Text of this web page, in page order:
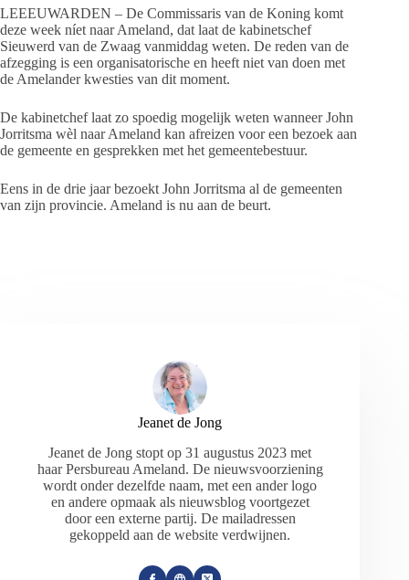
LEEEUWARDEN – De Commissaris van de Koning komt
deze week níet naar Ameland, dat laat de kabinetschef
Sieuwerd van de Zwaag vanmiddag weten. De reden van de
afzegging is een organisatorische en heeft niet van doen met
de Amelander kwesties van dit moment.
De kabinetchef laat zo spoedig mogelijk weten wanneer John
Jorritsma wèl naar Ameland kan afreizen voor een bezoek aan
de gemeente en gesprekken met het gemeentebestuur.
Eens in de drie jaar bezoekt John Jorritsma al de gemeenten
van zijn provincie. Ameland is nu aan de beurt.
Jeanet de Jong
Jeanet de Jong stopt op 31 augustus 2023 met
haar Persbureau Ameland. De nieuwsvoorziening
wordt onder dezelfde naam, met een ander logo
en andere opmaak als nieuwsblog voortgezet
door een externe partij. De mailadressen
gekoppeld aan de website verdwijnen.